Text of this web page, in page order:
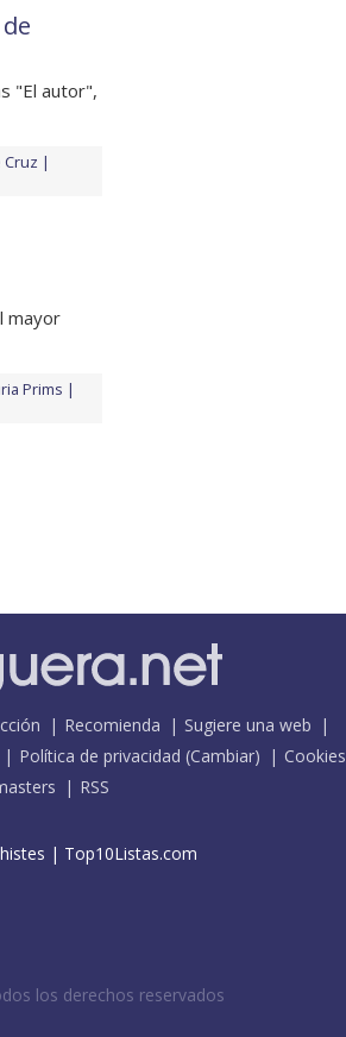
"El autor",
mayor
Prims
Recomienda
Sugiere una web
Política de privacidad (Cambiar)
Cookies
RSS
| Top10Listas.com
los derechos reservados